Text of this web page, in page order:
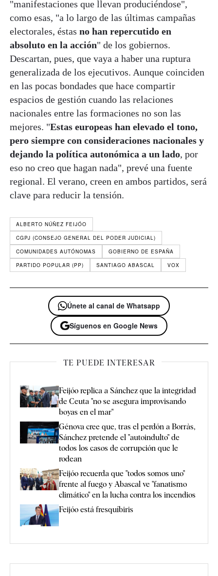
"manifestaciones que llevan produciéndose",
como esas, "a lo largo de las últimas campañas
electorales, éstas no han repercutido en
absoluto en la acción" de los gobiernos.
Descartan, pues, que vaya a haber una ruptura
generalizada de los ejecutivos. Aunque coinciden
en las pocas bondades que hace compartir
espacios de gestión cuando las relaciones
nacionales entre las formaciones no son las
mejores. "Estas europeas han elevado el tono,
pero siempre con consideraciones nacionales y
dejando la política autonómica a un lado, por
eso no creo que hagan nada", prevé una fuente
regional. El verano, creen en ambos partidos, será
clave para reducir la tensión.
ALBERTO NÚÑEZ FEIJÓO
CGPJ (CONSEJO GENERAL DEL PODER JUDICIAL)
COMUNIDADES AUTÓNOMAS
GOBIERNO DE ESPAÑA
PARTIDO POPULAR (PP)
SANTIAGO ABASCAL VOX
Únete al canal de Whatsapp
Síguenos en Google News
TE PUEDE INTERESAR
Feijóo replica a Sánchez que la integridad
de Ceuta "no se asegura improvisando
boyas en el mar"
Génova cree que, tras el perdón a Borràs,
Sánchez pretende el "autoindulto" de
todos los casos de corrupción que le
rodean
Feijóo recuerda que "todos somos uno"
frente al fuego y Abascal ve "fanatismo
climático" en la lucha contra los incendios
Feijóo está fresquíbiris